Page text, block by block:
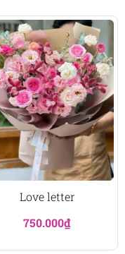
Love letter
750.000₫